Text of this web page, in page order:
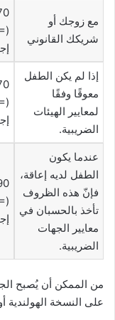
مع زوجك أو
شريكك القانوني
إذا لم يكن الطفل
معوقًا وفقًا
لمعايير الهيئات
الضريبية.
عندما يكون
الطفل لديه إعاقة،
فإنّ هذه الظروف
تأخذ بالحسبان في
معايير الجهات
الضريبية.
من الممكن أن يُصبح
على النسخة الهولندية